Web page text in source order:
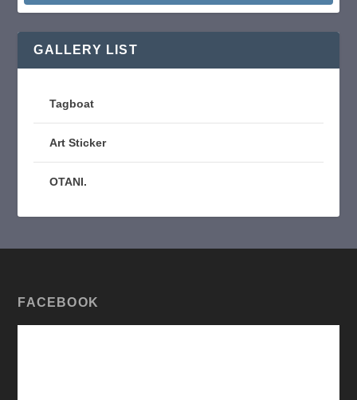
GALLERY LIST
Tagboat
Art Sticker
OTANI.
FACEBOOK